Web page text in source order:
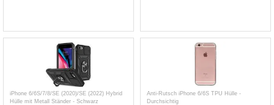
iPhone 6/6S/7/8/SE (2020)/SE (2022) Hybrid
Hülle mit Metall Ständer - Schwarz
Anti-Rutsch iPhone 6/6S TPU Hülle -
Durchsichtig